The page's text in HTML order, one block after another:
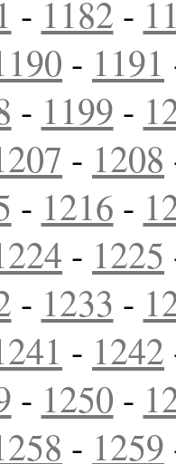
- 1182 -
- 1191
- 1199 -
- 1208
- 1216 -
- 1225
- 1233 -
- 1242
- 1250 -
- 1259